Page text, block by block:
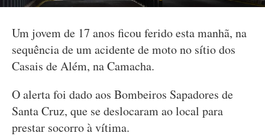
Um jovem de 17 anos ficou ferido esta manhã, na
sequência de um acidente de moto no sítio dos
Casais de Além, na Camacha.
O alerta foi dado aos Bombeiros Sapadores de
Santa Cruz, que se deslocaram ao local para
prestar socorro à vítima.